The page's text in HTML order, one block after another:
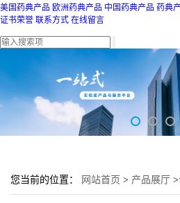
美国药典产品 欧洲药典产品 中国药典产品 药典
证书荣誉 联系方式 在线留言
您当前的位置： 网站首页 > 产品展厅 >